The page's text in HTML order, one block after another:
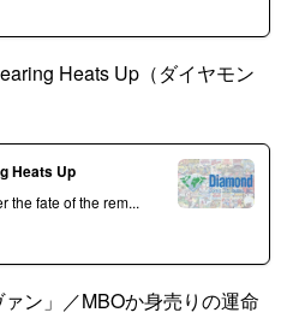
Heats Up（ダイヤモン
Heats Up
the fate of the rem...
ン」／MBOか身売りの運命